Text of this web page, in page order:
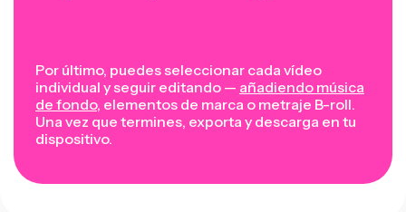
Por último, puedes seleccionar cada vídeo
individual y seguir editando — añadiendo música
de fondo, elementos de marca o metraje B-roll.
Una vez que termines, exporta y descarga en tu
dispositivo.